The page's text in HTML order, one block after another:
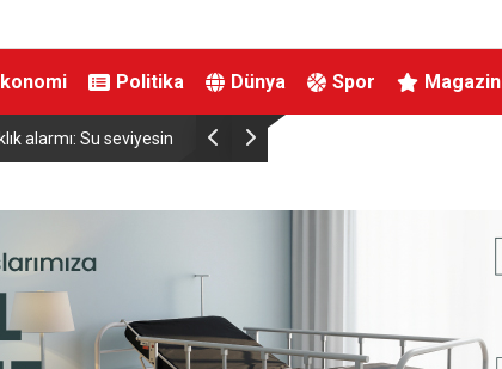
Politika Dünya Spor Magazin
tarihi düşüş Uludağ’da çıkan orman yangını söndürüldü